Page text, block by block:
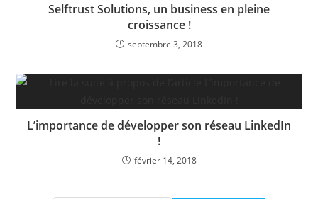
Selftrust Solutions, un business en pleine
croissance !
septembre 3, 2018
L’importance de développer son réseau LinkedIn
!
février 14, 2018